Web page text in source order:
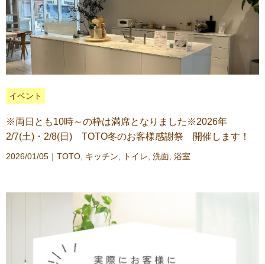
イベント
※両日とも10時～の枠は満席となりました※2026年
2/7(土)・2/8(日) TOTO冬のお客様感謝祭 開催します！
2026/01/05｜ TOTO キッチン トイレ 洗面 浴室